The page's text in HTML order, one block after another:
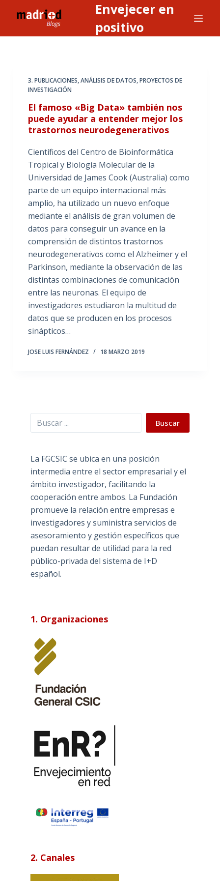
l
Envejecer en
positivo
3. PUBLICACIONES,ANÁLISIS DE DATOS,PROYECTOS DE
INVESTIGACIÓN
El famoso «Big Data» también nos
puede ayudar a entender mejor los
trastornos neurodegenerativos
Científicos del Centro de Bioinformática
Tropical y Biología Molecular de la
Universidad de James Cook (Australia) como
parte de un equipo internacional más
amplio, ha utilizado un nuevo enfoque
mediante el análisis de gran volumen de
datos para conseguir un avance en la
comprensión de distintos trastornos
neurodegenerativos como el Alzheimer y el
Parkinson, mediante la observación de las
distintas combinaciones de comunicación
entre las neuronas. El equipo de
investigadores estudiaron la multitud de
datos que se producen en los procesos
sinápticos…
JOSE LUIS FERNÁNDEZ 18 MARZO 2019
Buscar Buscar
La FGCSIC se ubica en una posición
intermedia entre el sector empresarial y el
ámbito investigador, facilitando la
cooperación entre ambos. La Fundación
promueve la relación entre empresas e
investigadores y suministra servicios de
asesoramiento y gestión específicos que
puedan resultar de utilidad para la red
público-privada del sistema de I+D
español.
1. Organizaciones
2. Canales